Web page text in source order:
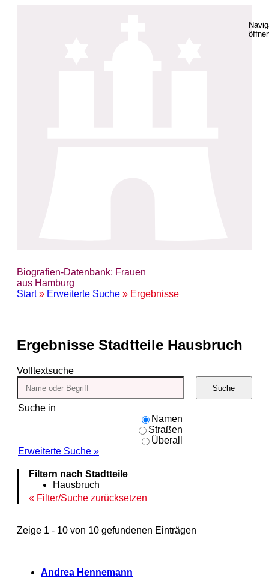
Biografien-Datenbank: Frauen
aus Hamburg
Start» Erweiterte Suche » Ergebnisse
Ergebnisse Stadtteile Hausbruch
Volltextsuche
Suche in
Namen
Straßen
Überall
Erweiterte Suche »
Suche
Filtern nach Stadtteile
Hausbruch
Filter/Suche zurücksetzen
Zeige 1 - 10 von 10 gefundenen Einträgen
Andrea Hennemann